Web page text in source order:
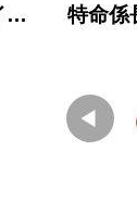
… 特命係